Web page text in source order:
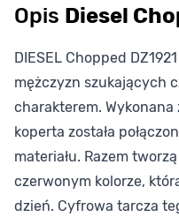
Opis Diesel
DIESEL Chopped
mężczyzn szukających
charakterem.
koperta została
materiału. Razem
czerwonym kolorze,
dzień. Cyfrowa tarcza